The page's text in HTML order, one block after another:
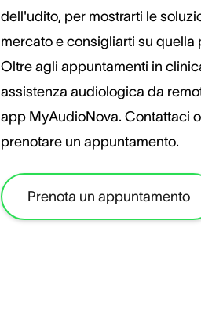
dell'udito, per mostrarti le
mercato e consigliarti su quella
Oltre agli appuntamenti in
assistenza audiologica da
app MyAudioNova. Contattaci
prenotare un appuntamento.
Prenota un appuntamento